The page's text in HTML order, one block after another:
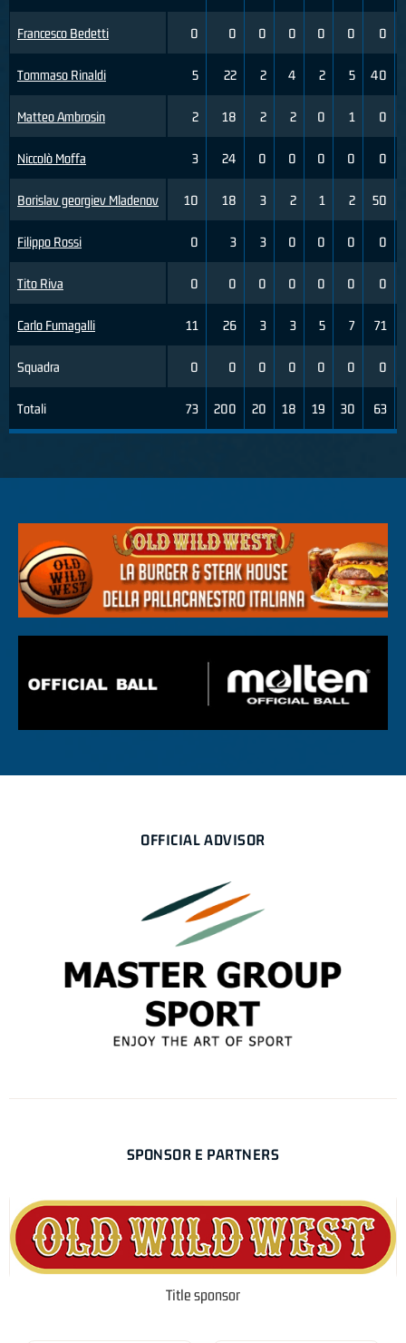
Francesco Bedetti
Tommaso Rinaldi
Matteo Ambrosin
Niccolò Moffa
Borislav georgiev Mladenov
Filippo Rossi
Tito Riva
Carlo Fumagalli
Squadra
Totali
0 0 0 0 0 0 0
5 22 2 4 2 5 40
2 18 2 2 0 1 0
3 24 0 0 0 0 0
10 18 3 2 1 2 50
0 3 3 0 0 0 0
0 0 0 0 0 0 0
11 26 3 3 5 7 71
0 0 0 0 0 0 0
73 200 20 18 19 30 63
OFFICIAL ADVISOR
SPONSOR E PARTNERS
Title sponsor